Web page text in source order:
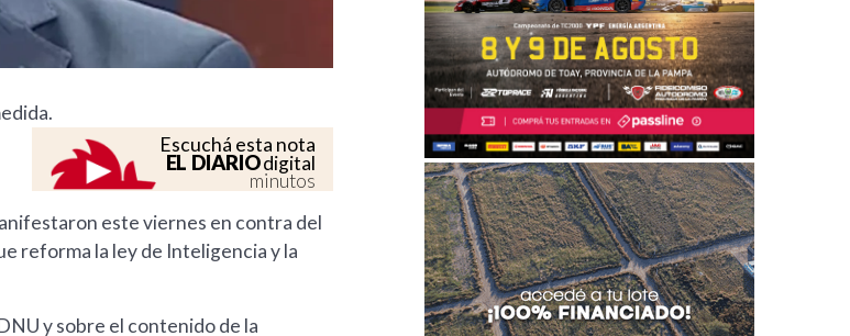
Escuchá esta nota
EL DIARIOdigital
minutos
este viernes en contra del
reforma la ley de Inteligencia y la
y sobre el contenido de la